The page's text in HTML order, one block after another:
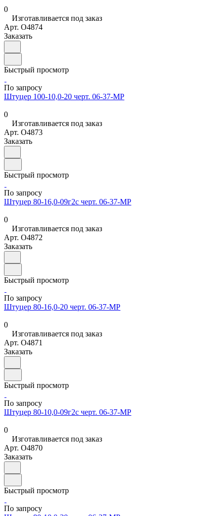
0
Изготавливается под заказ
Арт. O4874
Заказать
Быстрый просмотр
По запросу
Штуцер 100-10,0-20 черт. 06-37-МР
0
Изготавливается под заказ
Арт. O4873
Заказать
Быстрый просмотр
По запросу
Штуцер 80-16,0-09г2с черт. 06-37-МР
0
Изготавливается под заказ
Арт. O4872
Заказать
Быстрый просмотр
По запросу
Штуцер 80-16,0-20 черт. 06-37-МР
0
Изготавливается под заказ
Арт. O4871
Заказать
Быстрый просмотр
По запросу
Штуцер 80-10,0-09г2с черт. 06-37-МР
0
Изготавливается под заказ
Арт. O4870
Заказать
Быстрый просмотр
По запросу